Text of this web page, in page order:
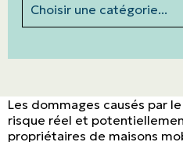
Les dommages causés par
risque réel et
propriétaires de maisons